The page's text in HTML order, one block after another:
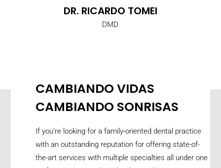
DR. RICARDO TOMEI
DMD
CAMBIANDO VIDAS
CAMBIANDO SONRISAS
If you’re looking for a family-oriented dental practice
with an outstanding reputation for offering state-of-
the-art services with multiple specialties all under one